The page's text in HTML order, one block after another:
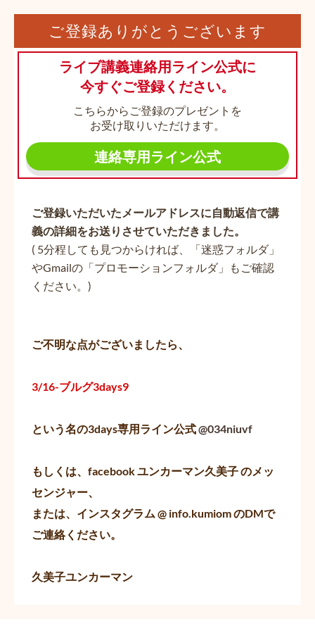
ご登録ありがとうございます
ライブ講義連絡用ライン公式に
今すぐご登録ください。
こちらからご登録のプレゼントを
お受け取りいただけます。
連絡専用ライン公式
ご登録いただいたメールアドレスに自動返信で講
義の詳細をお送りさせていただきました。
( 5分程しても見つからければ、「迷惑フォルダ」
やGmailの「プロモーションフォルダ」もご確認
ください。)
ご不明な点がございましたら、
3/16-ブルグ3days9
という名の3days専用ライン公式@034niuvf
もしくは、facebook ユンカーマン久美子 のメッ
センジャー、
または、インスタグラム @ info.kumiom のDMで
ご連絡ください。
久美子ユンカーマン